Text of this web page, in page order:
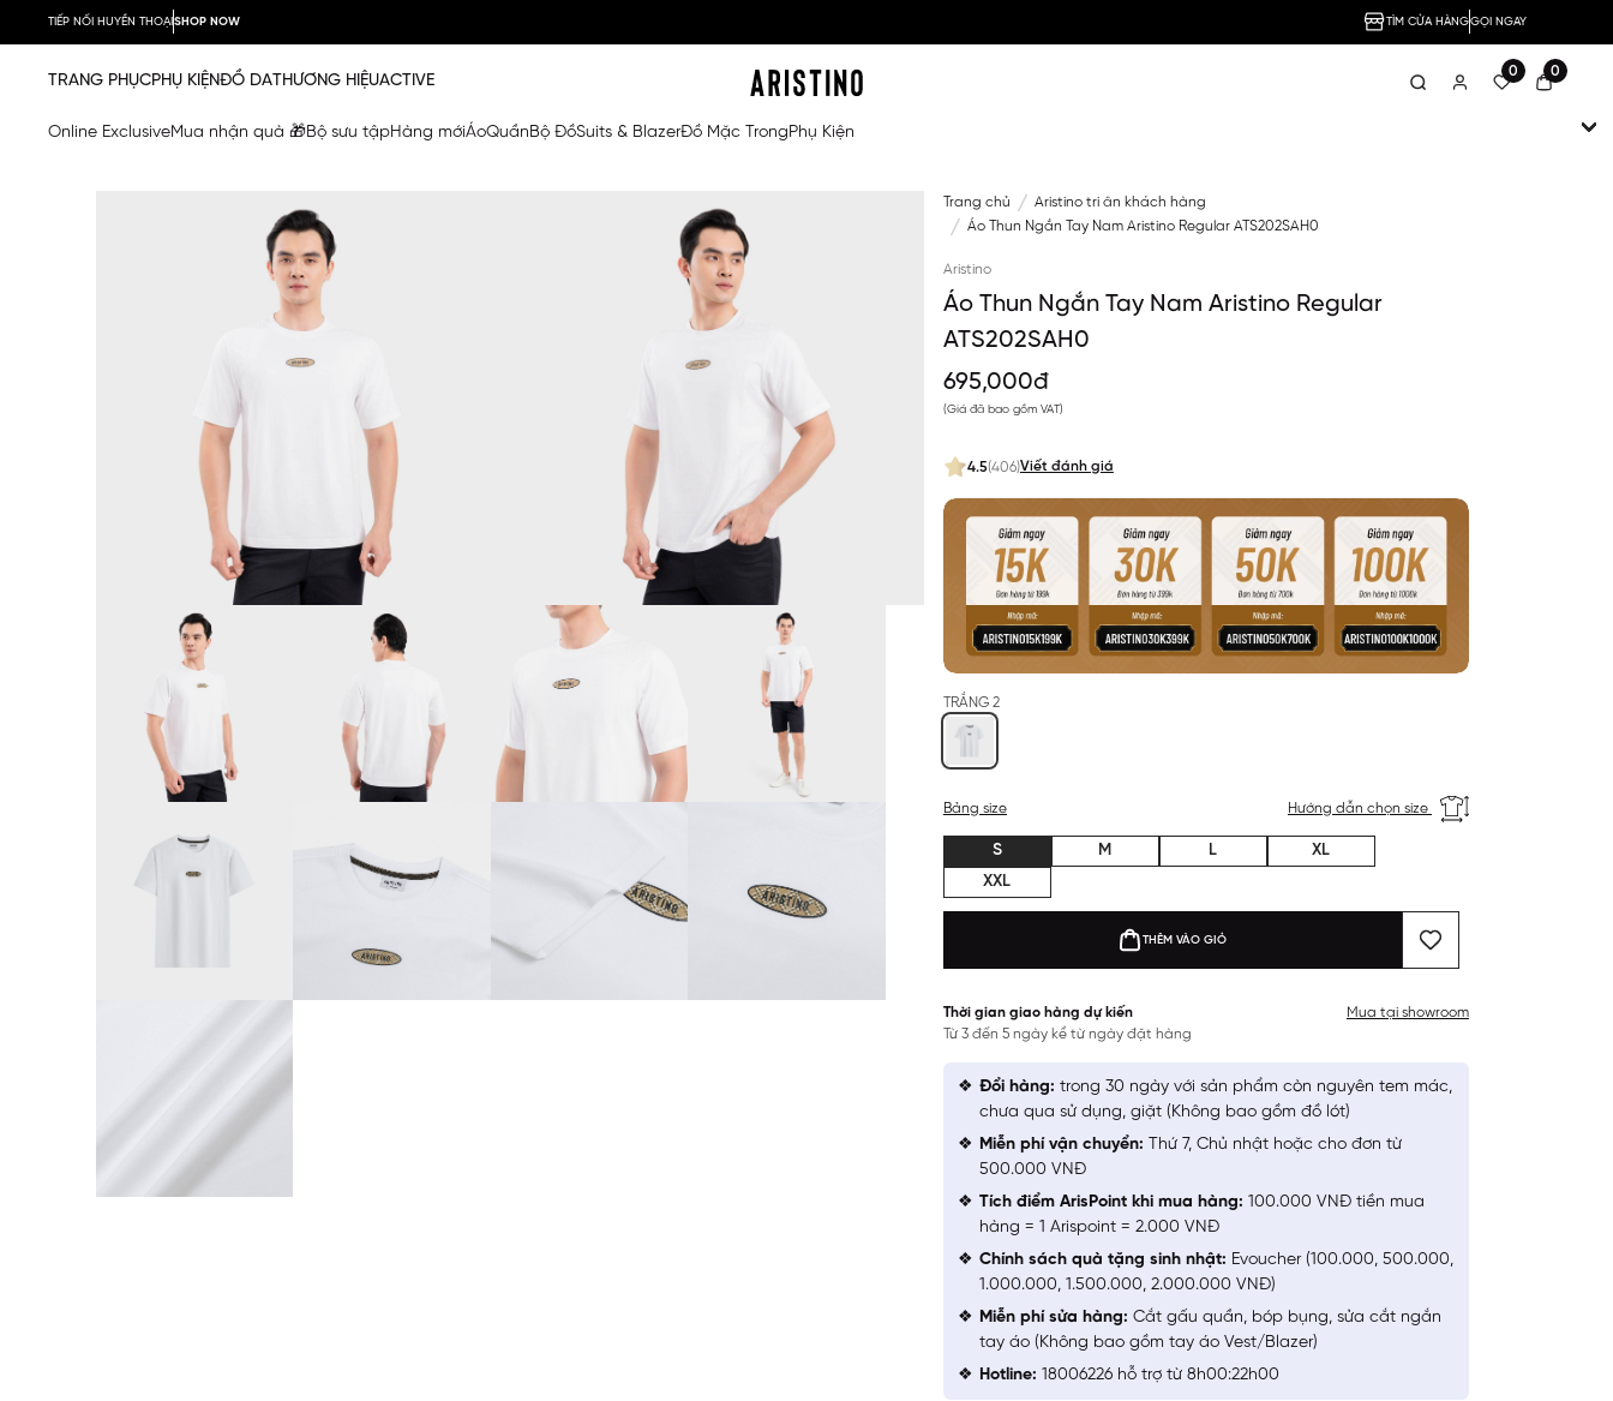
TIẾP NỐI HUYỀN THOẠISHOP NOW TÌM CỬA HÀNGGỌI NGAY
0 0
TRANG PHỤCPHỤ KIỆNĐỒ DATHƯƠNG HIỆUACTIVE
Online ExclusiveMua nhận quà 🎁Bộ sưu tậpHàng mớiÁoQuầnBộ ĐồSuits & BlazerĐồ Mặc TrongPhụ Kiện
Trang chủ
Aristino tri ân khách hàng
Áo Thun Ngắn Tay Nam Aristino Regular ATS202SAH0
Aristino
Áo Thun Ngắn Tay Nam Aristino Regular
ATS202SAH0
695,000đ
(Giá đã bao gồm VAT)
4.5(406)Viết đánh giá
TRẮNG 2
Bảng size Hướng dẫn chọn size
S M L
XL
XXL
THÊM VÀO GIỎ
Thời gian giao hàng dự kiến
Từ 3 đến 5 ngày kể từ ngày đặt hàng
Mua tại showroom
Đổi hàng: trong 30 ngày với sản phẩm còn nguyên tem mác,
chưa qua sử dụng, giặt (Không bao gồm đồ lót)
Miễn phí vận chuyển: Thứ 7, Chủ nhật hoặc cho đơn từ
500.000 VNĐ
Tích điểm ArisPoint khi mua hàng: 100.000 VNĐ tiền mua
hàng = 1 Arispoint = 2.000 VNĐ
Chính sách quà tặng sinh nhật: Evoucher (100.000, 500.000,
1.000.000, 1.500.000, 2.000.000 VNĐ)
Miễn phí sửa hàng: Cắt gấu quần, bóp bụng, sửa cắt ngắn
tay áo (Không bao gồm tay áo Vest/Blazer)
Hotline: 18006226 hỗ trợ từ 8h00:22h00